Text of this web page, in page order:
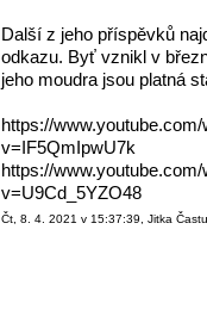
Další z jeho příspěvků
odkazu. Byť vznikl v
jeho moudra jsou platná
https://www.youtube.com/
v=IF5QmIpwU7k
https://www.youtube.com/
v=U9Cd_5YZO48
Čt, 8. 4. 2021 v 15:37:39, Jitka